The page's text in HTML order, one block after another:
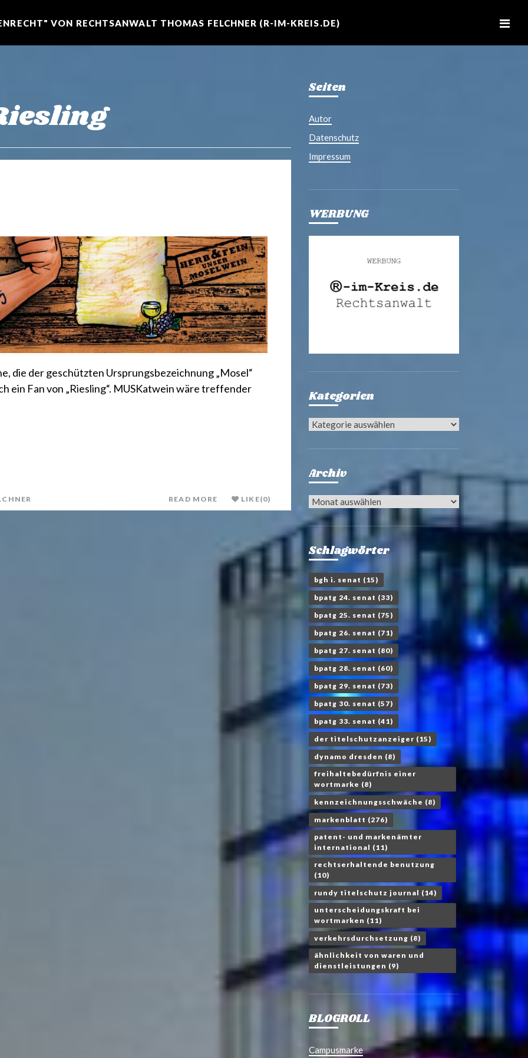
VON RECHTSANWALT THOMAS FELCHNER (R-IM-KREIS.DE)
die der geschützten Ursprungsbezeichnung „Mosel“
ein Fan von „Riesling“. MUSKatwein wäre treffender
READ MORE LIKE(0)
Seiten
Autor
Datenschutz
Impressum
WERBUNG
Kategorien
Kategorien
Archiv
Archiv
Schlagwörter
bgh i. senat (15)
bpatg 24. senat (33)
bpatg 25. senat (75)
bpatg 26. senat (71)
bpatg 27. senat (80)
bpatg 28. senat (60)
bpatg 29. senat (73)
bpatg 30. senat (57)
bpatg 33. senat (41)
der titelschutzanzeiger (15)
dynamo dresden (8)
freihaltebedürfnis einer
wortmarke (8)
kennzeichnungsschwäche (8)
markenblatt (276)
patent- und markenämter
international (11)
rechtserhaltende benutzung
(10)
rundy titelschutz journal (14)
unterscheidungskraft bei
wortmarken (11)
verkehrsdurchsetzung (8)
ähnlichkeit von waren und
dienstleistungen (9)
BLOGROLL
Campusmarke